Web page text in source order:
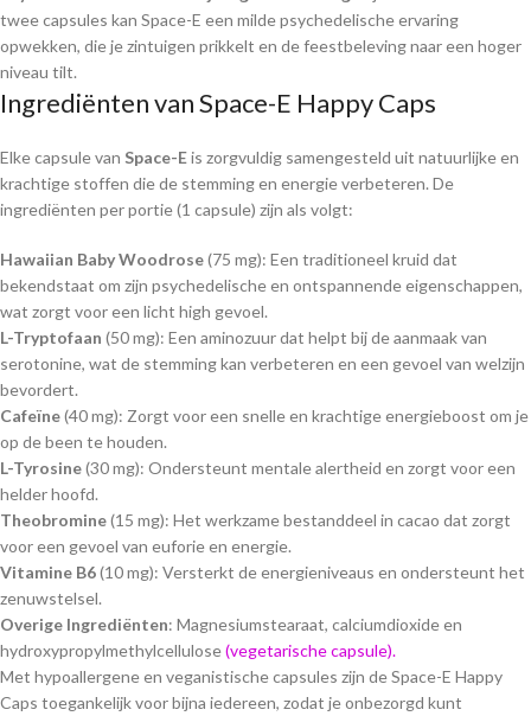
twee capsules kan Space-E een milde psychedelische ervaring
opwekken, die je zintuigen prikkelt en de feestbeleving naar een hoger
niveau tilt.
Ingrediënten van Space-E Happy Caps
Elke capsule van Space-Eis zorgvuldig samengesteld uit natuurlijke en
krachtige stoffen die de stemming en energie verbeteren. De
ingrediënten per portie (1 capsule) zijn als volgt:
Hawaiian Baby Woodrose(75 mg): Een traditioneel kruid dat
bekendstaat om zijn psychedelische en ontspannende eigenschappen,
wat zorgt voor een licht high gevoel.
L-Tryptofaan (50 mg): Een aminozuur dat helpt bij de aanmaak van
serotonine, wat de stemming kan verbeteren en een gevoel van welzijn
bevordert.
Cafeïne(40 mg): Zorgt voor een snelle en krachtige energieboost om je
op de been te houden.
L-Tyrosine(30 mg): Ondersteunt mentale alertheid en zorgt voor een
helder hoofd.
Theobromine(15 mg): Het werkzame bestanddeel in cacao dat zorgt
voor een gevoel van euforie en energie.
Vitamine B6(10 mg): Versterkt de energieniveaus en ondersteunt het
zenuwstelsel.
Overige Ingrediënten: Magnesiumstearaat, calciumdioxide en
hydroxypropylmethylcellulose(vegetarische capsule).
Met hypoallergene en veganistische capsules zijn de Space-E Happy
Caps toegankelijk voor bijna iedereen, zodat je onbezorgd kunt